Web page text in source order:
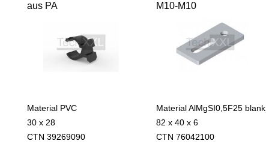
aus PA
Material PVC
30 x 28
CTN 39269090
M10-M10
Material AlMgSI0,5F25 blank
82 x 40 x 6
CTN 76042100